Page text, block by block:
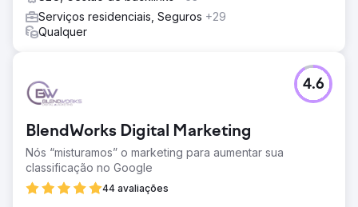
Serviços residenciais, Seguros +29
Qualquer
BlendWorks Digital Marketing
Nós “misturamos” o marketing para aumentar sua
classificação no Google
44 avaliações
4.6